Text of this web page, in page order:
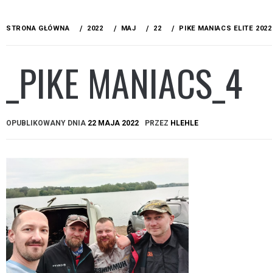
STRONA GŁÓWNA 2022 MAJ 22 PIKE MANIACS ELITE 2022
_PIKE MANIACS_4
OPUBLIKOWANY DNIA 22 MAJA 2022 PRZEZ HLEHLE